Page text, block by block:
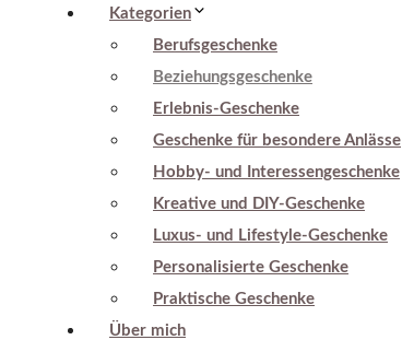
Kategorien
Berufsgeschenke
Beziehungsgeschenke
Erlebnis-Geschenke
Geschenke für besondere Anlässe
Hobby- und Interessengeschenke
Kreative und DIY-Geschenke
Luxus- und Lifestyle-Geschenke
Personalisierte Geschenke
Praktische Geschenke
Über mich